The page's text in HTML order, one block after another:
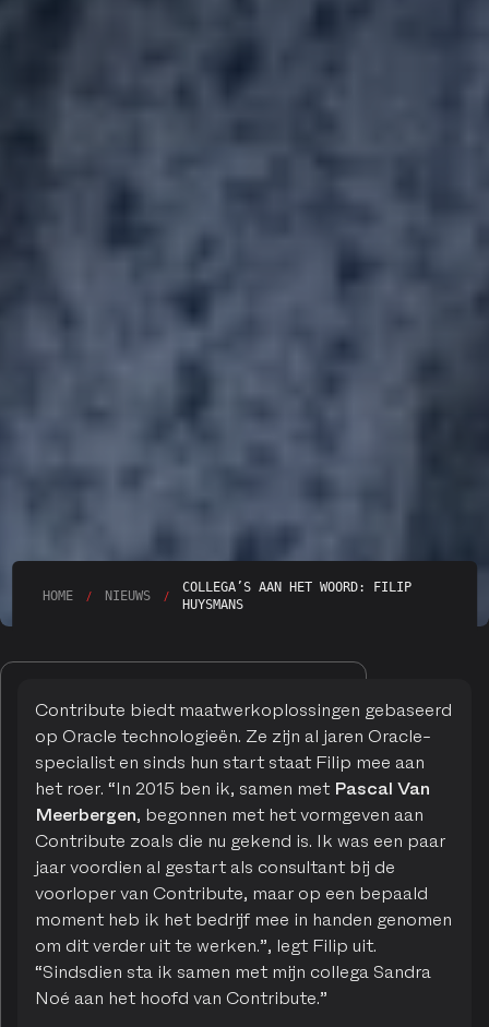
HOME / NIEUWS /
COLLEGA’S AAN HET WOORD: FILIP
HUYSMANS
Contribute biedt maatwerkoplossingen gebaseerd
op Oracle technologieën. Ze zijn al jaren Oracle-
specialist en sinds hun start staat Filip mee aan
het roer. “In 2015 ben ik, samen met Pascal Van
Meerbergen, begonnen met het vormgeven aan
Contribute zoals die nu gekend is. Ik was een paar
jaar voordien al gestart als consultant bij de
voorloper van Contribute, maar op een bepaald
moment heb ik het bedrijf mee in handen genomen
om dit verder uit te werken.”, legt Filip uit.
“Sindsdien sta ik samen met mijn collega Sandra
Noé aan het hoofd van Contribute.”